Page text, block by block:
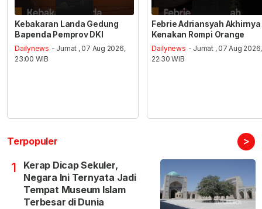
Kebakaran Landa Gedung
Bapenda Pemprov DKI
Dailynews - Jumat , 07 Aug 2026,
23:00 WIB
Febrie Adriansyah Akhirnya
Kenakan Rompi Orange
Dailynews - Jumat , 07 Aug 2026,
22:30 WIB
Terpopuler >
1
Kerap Dicap Sekuler,
Negara Ini Ternyata Jadi
Tempat Museum Islam
Terbesar di Dunia